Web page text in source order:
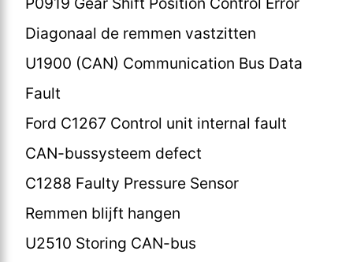
Diagonaal de remmen vastzitten
U1900 (CAN) Communication Bus Data
Fault
Ford C1267 Control unit internal fault
CAN-bussysteem defect
C1288 Faulty Pressure Sensor
Remmen blijft hangen
U2510 Storing CAN-bus